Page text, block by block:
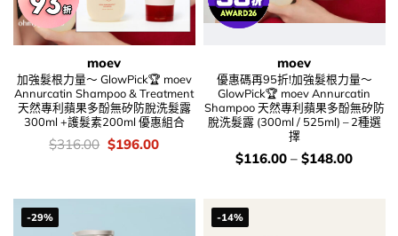
moev
加強髮根力量～ GlowPick🏆 moev
Annurcatin Shampoo & Treatment
天然專利蘋果多酚無矽防脫洗髮露
300ml +護髮素200ml 優惠組合
價
$316.00 Original
$196.00Current
moev
優惠碼再95折!加強髮根力量～
GlowPick🏆 moev Annurcatin
Shampoo 天然專利蘋果多酚無矽防
脫洗髮露 (300ml / 525ml) – 2種選
擇
價
$116.00 – $148.00
-29% -14%